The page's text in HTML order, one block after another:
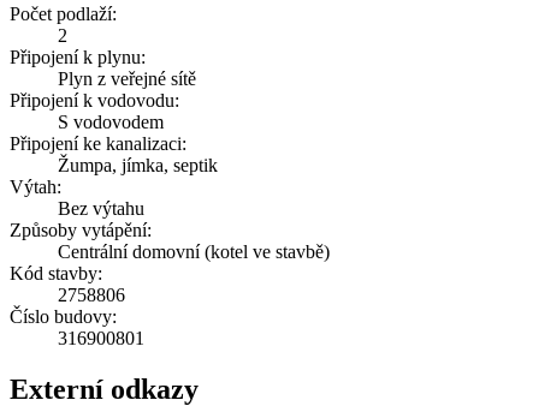
Počet podlaží:
2
Připojení k plynu:
Plyn z veřejné sítě
Připojení k vodovodu:
S vodovodem
Připojení ke kanalizaci:
Žumpa, jímka, septik
Výtah:
Bez výtahu
Způsoby vytápění:
Centrální domovní (kotel ve stavbě)
Kód stavby:
2758806
Číslo budovy:
316900801
Externí odkazy